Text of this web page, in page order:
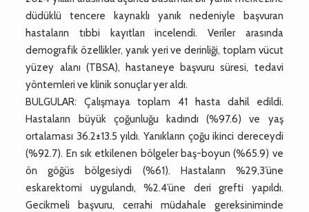
düdüklü tencere kaynaklı yanık nedeniyle başvuran
hastaların tıbbi kayıtları incelendi. Veriler arasında
demografik özellikler, yanık yeri ve derinliği, toplam vücut
yüzey alanı (TBSA), hastaneye başvuru süresi, tedavi
yöntemleri ve klinik sonuçlar yer aldı.
BULGULAR: Çalışmaya toplam 41 hasta dahil edildi.
Hastaların büyük çoğunluğu kadındı (%97.6) ve yaş
ortalaması 36.2±13.5 yıldı. Yanıkların çoğu ikinci dereceydi
(%92.7). En sık etkilenen bölgeler baş-boyun (%65.9) ve
ön göğüs bölgesiydi (%61). Hastaların %29,3’üne
eskarektomi uygulandı, %2.4’üne deri grefti yapıldı.
Gecikmeli başvuru, cerrahi müdahale gereksiniminde